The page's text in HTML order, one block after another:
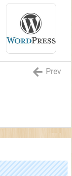
Prev